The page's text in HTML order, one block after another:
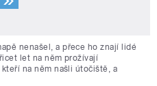
nenašel, a přece ho znají lidé
let na něm prožívají
na něm našli útočiště, a